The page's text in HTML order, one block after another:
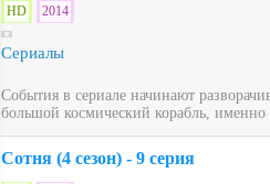
HD 2014
Сериалы
События в сериале начинают
большой космический корабль, именно
Сотня (4 сезон) - 9 серия